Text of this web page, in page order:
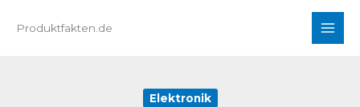
InhaltProduktfakten.de
Elektronik